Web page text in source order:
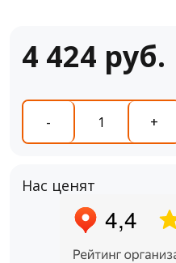
4 424 руб.
- +
Нас ценят